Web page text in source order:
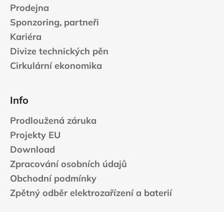
Prodejna
Sponzoring, partneři
Kariéra
Divize technických pěn
Cirkulární ekonomika
Info
Prodloužená záruka
Projekty EU
Download
Zpracování osobních údajů
Obchodní podmínky
Zpětný odběr elektrozařízení a baterií